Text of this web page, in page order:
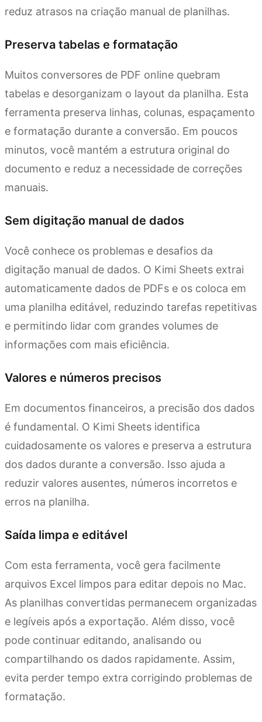
reduz atrasos na criação manual de planilhas.
Preserva tabelas e formatação
Muitos conversores de PDF online quebram
tabelas e desorganizam o layout da planilha. Esta
ferramenta preserva linhas, colunas, espaçamento
e formatação durante a conversão. Em poucos
minutos, você mantém a estrutura original do
documento e reduz a necessidade de correções
manuais.
Sem digitação manual de dados
Você conhece os problemas e desafios da
digitação manual de dados. O Kimi Sheets extrai
automaticamente dados de PDFs e os coloca em
uma planilha editável, reduzindo tarefas repetitivas
e permitindo lidar com grandes volumes de
informações com mais eficiência.
Valores e números precisos
Em documentos financeiros, a precisão dos dados
é fundamental. O Kimi Sheets identifica
cuidadosamente os valores e preserva a estrutura
dos dados durante a conversão. Isso ajuda a
reduzir valores ausentes, números incorretos e
erros na planilha.
Saída limpa e editável
Com esta ferramenta, você gera facilmente
arquivos Excel limpos para editar depois no Mac.
As planilhas convertidas permanecem organizadas
e legíveis após a exportação. Além disso, você
pode continuar editando, analisando ou
compartilhando os dados rapidamente. Assim,
evita perder tempo extra corrigindo problemas de
formatação.